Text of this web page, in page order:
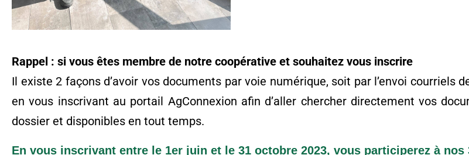
Rappel : si vous êtes membre de notre coopérative et souhaitez vous inscrire
Il existe 2 façons d’avoir vos documents par voie numérique, soit par l’envoi courriels
en vous inscrivant au portail AgConnexion afin d’aller chercher directement vos
dossier et disponibles en tout temps.
En vous inscrivant entre le 1er juin et le 31 octobre 2023, vous participerez à